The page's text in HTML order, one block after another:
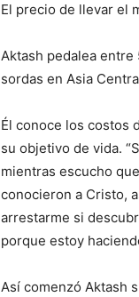
El precio de llevar el
Aktash pedalea
sordas en Asia
Él conoce los costos
su objetivo de vida.
mientras escucho
conocieron a Cristo,
arrestarme si
porque estoy
Así comenzó Aktash